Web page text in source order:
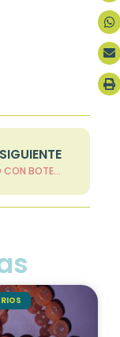
SIGUIENTE
DINOSAURIO CON BOTELLA DE PLASTICO Y PAPEL PERIÓDICO